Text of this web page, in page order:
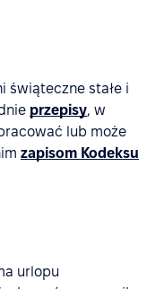
świąteczne stałe i
przepisy, w
lub może
zapisom Kodeksu
urlopu